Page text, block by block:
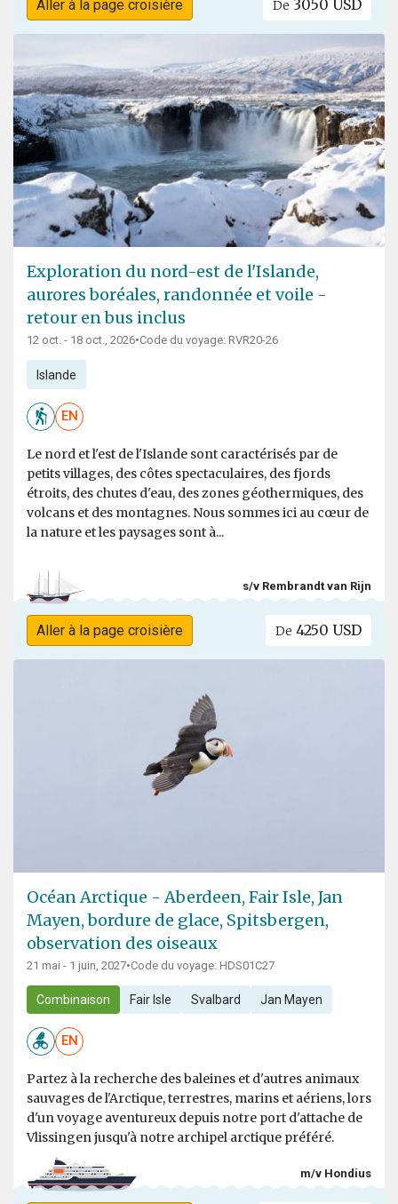
Aller à la page croisière De 3050 USD
Exploration du nord-est de l'Islande,
aurores boréales, randonnée et voile -
retour en bus inclus
12 oct. - 18 oct., 2026•Code du voyage: RVR20-26
Islande
EN
Le nord et l'est de l'Islande sont caractérisés par de
petits villages, des côtes spectaculaires, des fjords
étroits, des chutes d'eau, des zones géothermiques, des
volcans et des montagnes. Nous sommes ici au cœur de
la nature et les paysages sont à...
s/v Rembrandt van Rijn
Aller à la page croisière De 4250 USD
Océan Arctique - Aberdeen, Fair Isle, Jan
Mayen, bordure de glace, Spitsbergen,
observation des oiseaux
21 mai - 1 juin, 2027•Code du voyage: HDS01C27
Combinaison Fair Isle Svalbard Jan Mayen
EN
Partez à la recherche des baleines et d'autres animaux
sauvages de l'Arctique, terrestres, marins et aériens, lors
d'un voyage aventureux depuis notre port d'attache de
Vlissingen jusqu'à notre archipel arctique préféré.
m/v Hondius